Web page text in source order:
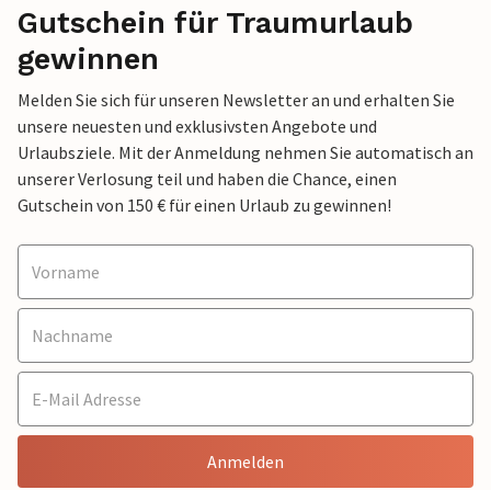
Gutschein für Traumurlaub
gewinnen
Melden Sie sich für unseren Newsletter an und erhalten Sie
unsere neuesten und exklusivsten Angebote und
Urlaubsziele. Mit der Anmeldung nehmen Sie automatisch an
unserer Verlosung teil und haben die Chance, einen
Gutschein von 150 € für einen Urlaub zu gewinnen!
Anmelden